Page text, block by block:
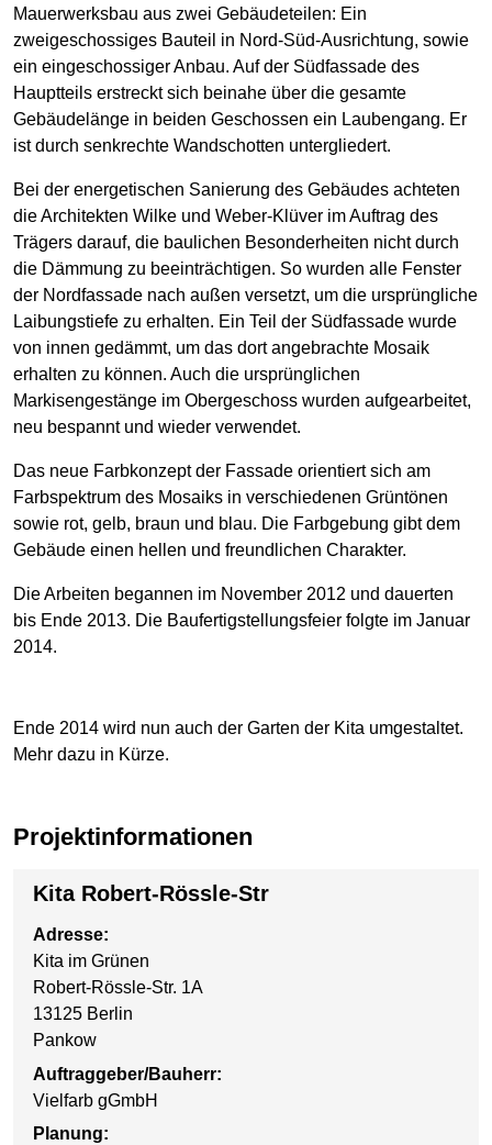
Mauerwerksbau aus zwei Gebäudeteilen: Ein
zweigeschossiges Bauteil in Nord-Süd-Ausrichtung, sowie
ein eingeschossiger Anbau. Auf der Südfassade des
Hauptteils erstreckt sich beinahe über die gesamte
Gebäudelänge in beiden Geschossen ein Laubengang. Er
ist durch senkrechte Wandschotten untergliedert.
Bei der energetischen Sanierung des Gebäudes achteten
die Architekten Wilke und Weber-Klüver im Auftrag des
Trägers darauf, die baulichen Besonderheiten nicht durch
die Dämmung zu beeinträchtigen. So wurden alle Fenster
der Nordfassade nach außen versetzt, um die ursprüngliche
Laibungstiefe zu erhalten. Ein Teil der Südfassade wurde
von innen gedämmt, um das dort angebrachte Mosaik
erhalten zu können. Auch die ursprünglichen
Markisengestänge im Obergeschoss wurden aufgearbeitet,
neu bespannt und wieder verwendet.
Das neue Farbkonzept der Fassade orientiert sich am
Farbspektrum des Mosaiks in verschiedenen Grüntönen
sowie rot, gelb, braun und blau. Die Farbgebung gibt dem
Gebäude einen hellen und freundlichen Charakter.
Die Arbeiten begannen im November 2012 und dauerten
bis Ende 2013. Die Baufertigstellungsfeier folgte im Januar
2014.
Ende 2014 wird nun auch der Garten der Kita umgestaltet.
Mehr dazu in Kürze.
Projektinformationen
Kita Robert-Rössle-Str
Adresse:
Kita im Grünen
Robert-Rössle-Str. 1A
13125 Berlin
Pankow
Auftraggeber/Bauherr:
Vielfarb gGmbH
Planung: